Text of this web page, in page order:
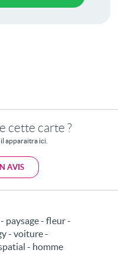
cette carte ?
apparaitra ici.
AVIS
paysage - fleur -
- voiture -
- homme